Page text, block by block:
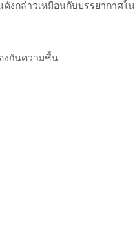
งกล่าวเหมือนกับบรรยากาศใน
งกันความชื้น